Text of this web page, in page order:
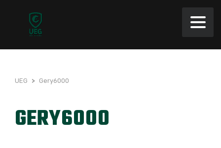
UEG > Gery6000
GERY6000